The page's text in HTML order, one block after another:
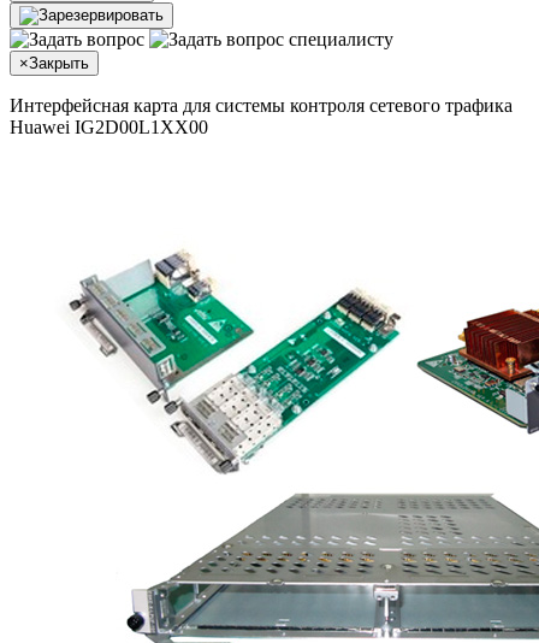
×Закрыть
Интерфейсная карта для системы контроля сетевого трафика
Huawei IG2D00L1XX00